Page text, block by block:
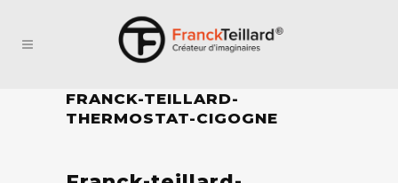
FRANCK-TEILLARD-
THERMOSTAT-CIGOGNE